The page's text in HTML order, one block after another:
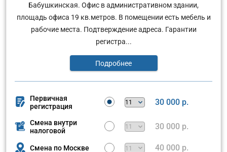
Бабушкинская. Офис в административном здании,
площадь офиса 19 кв.метров. В помещении есть мебель и
рабочие места. Подтверждение адреса. Гарантии
регистра...
Подробнее
Первичная
регистрация
30 000 р.
Смена внутри
налоговой
30 000 р.
Смена по Москве 40 000 р.